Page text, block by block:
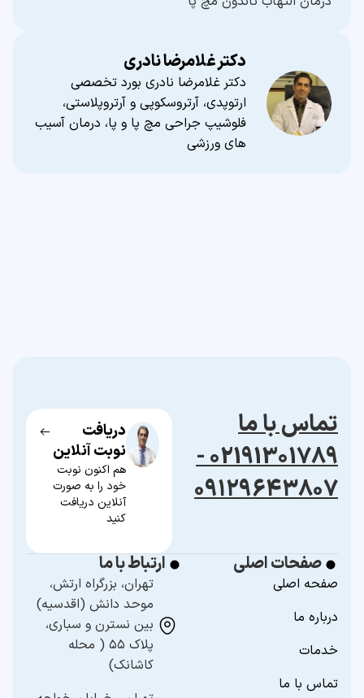
دکتر غلامرضا نادری
دکتر غلامرضا نادری بورد تخصصی
ارتوپدی، آرتروسکوپی و آرتروپلاستی،
فلوشیپ جراحی مچ پا و پا، درمان آسیب
های ورزشی
تماس با ما
02191301789 -
۰۹۱۲۹۶۴۳۸۰۷
دریافت
نوبت آنلاین
هم اکنون نوبت
خود را به صورت
آنلاین دریافت
کنید
صفحات اصلی
صفحه اصلی
درباره ما
خدمات
تماس با ما
ارتباط با ما
تهران، بزرگراه ارتش،
موحد دانش (اقدسیه)
بین نسترن و سباری،
پلاک ۵۵ ( محله
کاشانک)